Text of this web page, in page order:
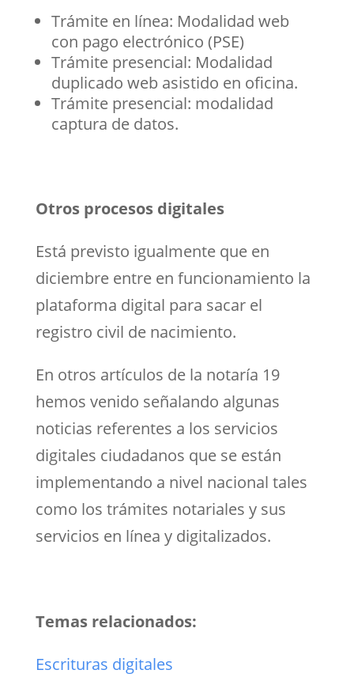
Trámite en línea: Modalidad web
con pago electrónico (PSE)
Trámite presencial: Modalidad
duplicado web asistido en oficina.
Trámite presencial: modalidad
captura de datos.
Otros procesos digitales
Está previsto igualmente que en
diciembre entre en funcionamiento la
plataforma digital para sacar el
registro civil de nacimiento.
En otros artículos de la notaría 19
hemos venido señalando algunas
noticias referentes a los servicios
digitales ciudadanos que se están
implementando a nivel nacional tales
como los trámites notariales y sus
servicios en línea y digitalizados.
Temas relacionados:
Escrituras digitales